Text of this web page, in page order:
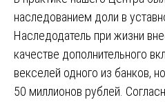
наследованием доли в
Наследодатель при жизни
качестве дополнительного
векселей одного из банков,
50 миллионов рублей.